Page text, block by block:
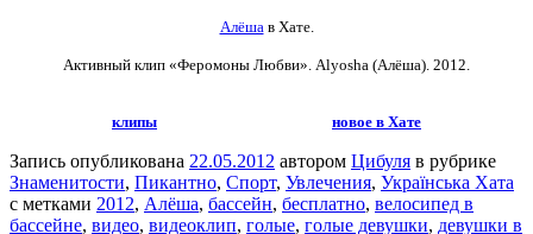
Алёшав Хате.
Активный клип «Феромоны Любви». Alyosha (Алёша). 2012.
клипы новое в Хате
Запись опубликована 22.05.2012 автором Цибуля в рубрике
Знаменитости, Пикантно, Спорт, Увлечения, Українська Хата
с метками 2012, Алёша, бассейн, бесплатно, велосипед в
бассейне, видео, видеоклип, голые, голые девушки, девушки в